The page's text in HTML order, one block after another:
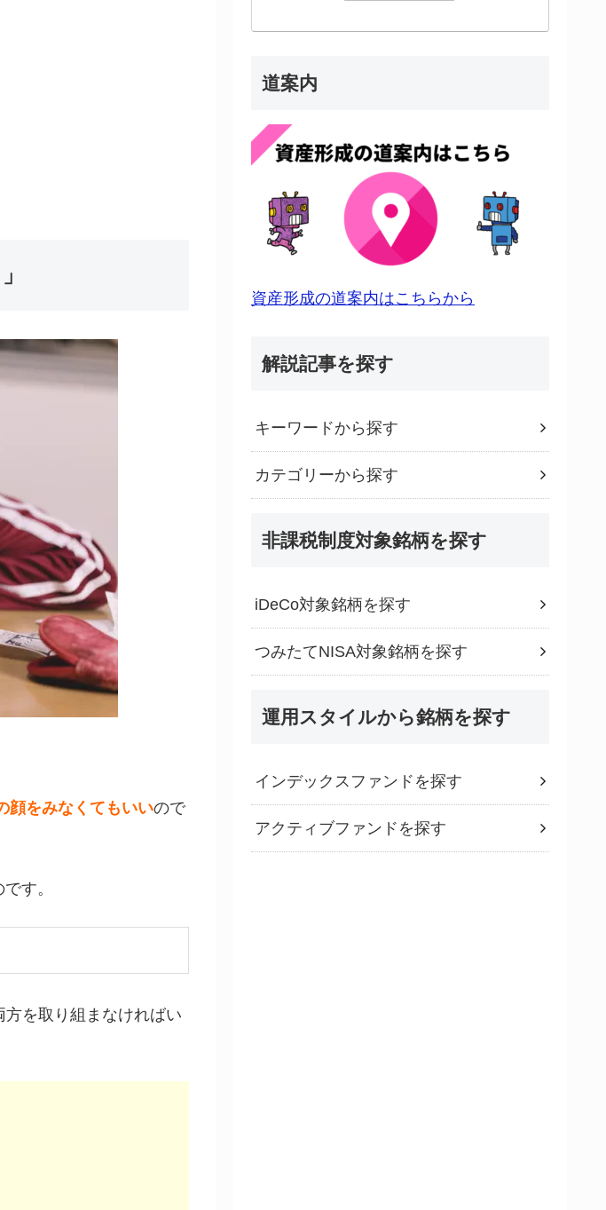
顔をみなくてもいいので
です。
を取り組まなければい
道案内
資産形成の道案内はこちらから
解説記事を探す
キーワードから探す
カテゴリーから探す
非課税制度対象銘柄を探す
iDeCo対象銘柄を探す
つみたてNISA対象銘柄を探す
運用スタイルから銘柄を探す
インデックスファンドを探す
アクティブファンドを探す